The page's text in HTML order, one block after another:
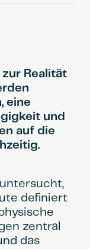
Realität
eine
und
auf die
definiert
zentral
das